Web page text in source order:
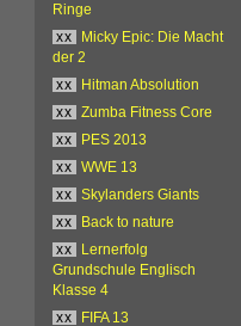
Ringe
xx
Micky Epic: Die Macht
der 2
xx
Hitman Absolution
xx
Zumba Fitness Core
xx
PES 2013
xx
WWE 13
xx
Skylanders Giants
xx
Back to nature
xx
Lernerfolg
Grundschule Englisch
Klasse 4
xx
FIFA 13